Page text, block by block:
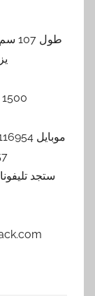
1500 دولار او ما يعادله بالجنيه المصرى
ستجد